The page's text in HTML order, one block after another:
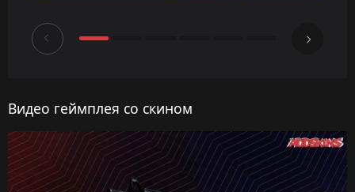
Видео геймплея со скином